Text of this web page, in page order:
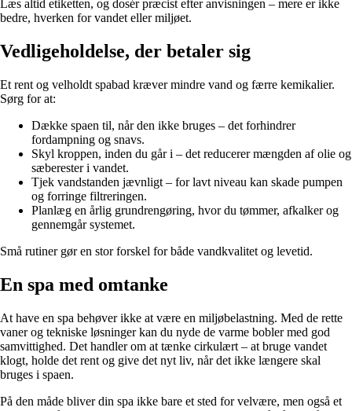
Læs altid etiketten, og dosér præcist efter anvisningen – mere er ikke
bedre, hverken for vandet eller miljøet.
Vedligeholdelse, der betaler sig
Et rent og velholdt spabad kræver mindre vand og færre kemikalier.
Sørg for at:
Dække spaen til, når den ikke bruges – det forhindrer
fordampning og snavs.
Skyl kroppen, inden du går i – det reducerer mængden af olie og
sæberester i vandet.
Tjek vandstanden jævnligt – for lavt niveau kan skade pumpen
og forringe filtreringen.
Planlæg en årlig grundrengøring, hvor du tømmer, afkalker og
gennemgår systemet.
Små rutiner gør en stor forskel for både vandkvalitet og levetid.
En spa med omtanke
At have en spa behøver ikke at være en miljøbelastning. Med de rette
vaner og tekniske løsninger kan du nyde de varme bobler med god
samvittighed. Det handler om at tænke cirkulært – at bruge vandet
klogt, holde det rent og give det nyt liv, når det ikke længere skal
bruges i spaen.
På den måde bliver din spa ikke bare et sted for velvære, men også et